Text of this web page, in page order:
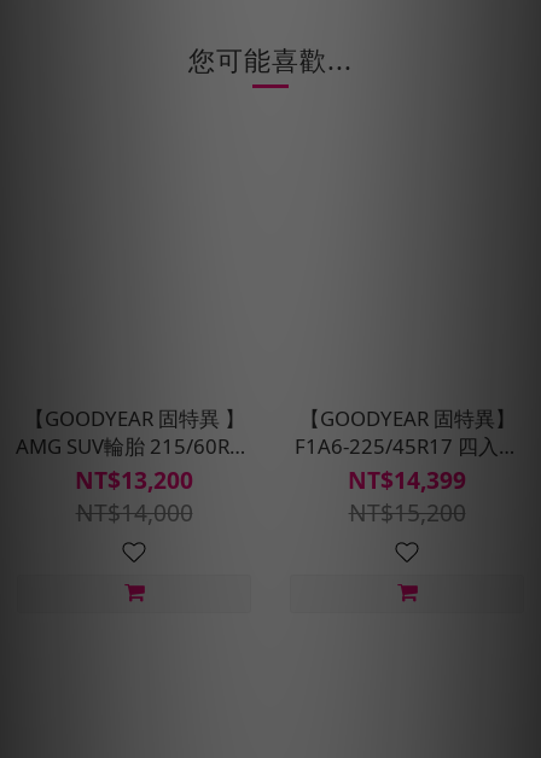
您可能喜歡...
【GOODYEAR 固特異 】
AMG SUV輪胎 215/60R17
四入組(含免費安裝、定位
平衡)
NT$13,200
NT$14,000
【GOODYEAR 固特異】
F1A6-225/45R17 四入組
輪胎 (超高性能操控胎)含安
裝定位平衡
NT$14,399
NT$15,200